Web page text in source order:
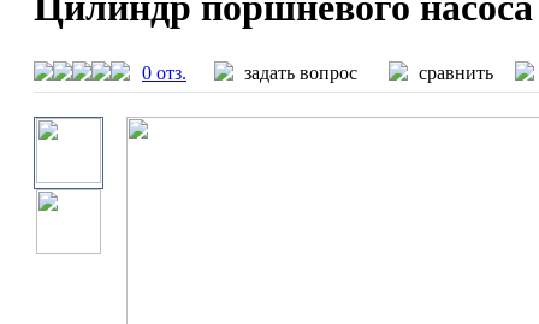
0 отз. задать вопрос сравнить